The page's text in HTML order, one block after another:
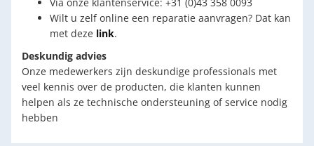
Wilt u zelf online een reparatie aanvragen? Dat kan
met deze link.
Deskundig advies
Onze medewerkers zijn deskundige professionals met
veel kennis over de producten, die klanten kunnen
helpen als ze technische ondersteuning of service nodig
hebben